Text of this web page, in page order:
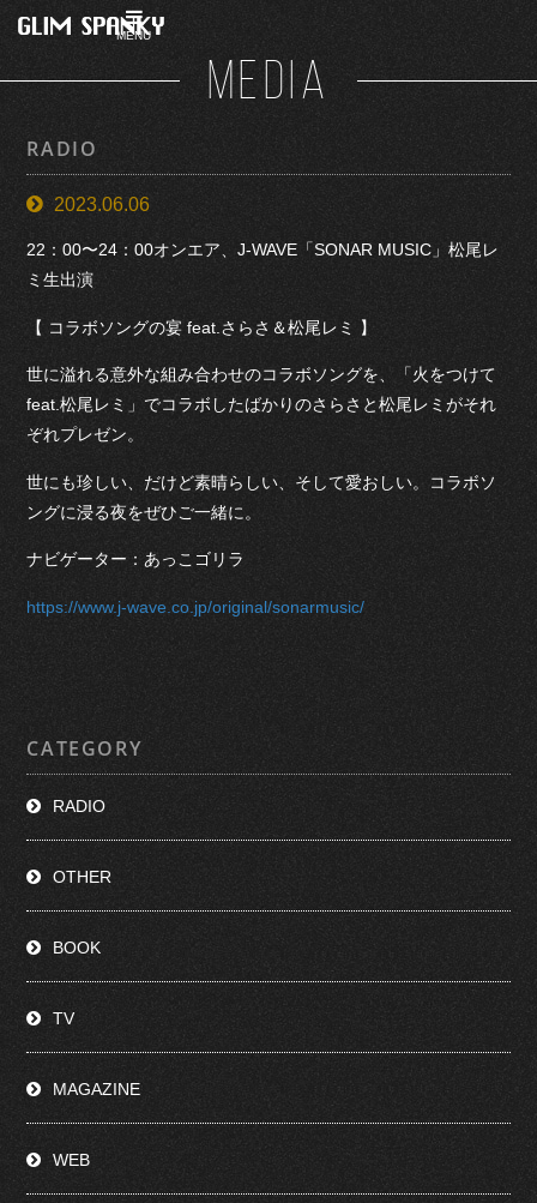
MENU
MEDIA
RADIO
2023.06.06
22：00〜24：00オンエア、J-WAVE「SONAR MUSIC」松尾レ
ミ生出演
【 コラボソングの宴 feat.さらさ＆松尾レミ 】
世に溢れる意外な組み合わせのコラボソングを、「火をつけて
feat.松尾レミ」でコラボしたばかりのさらさと松尾レミがそれ
ぞれプレゼン。
世にも珍しい、だけど素晴らしい、そして愛おしい。コラボソ
ングに浸る夜をぜひご一緒に。
ナビゲーター：あっこゴリラ
https://www.j-wave.co.jp/original/sonarmusic/
CATEGORY
RADIO
OTHER
BOOK
TV
MAGAZINE
WEB